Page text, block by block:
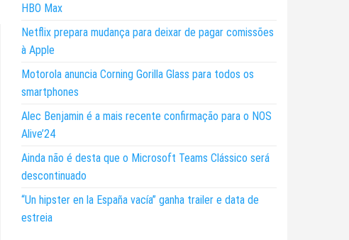
HBO Max
Netflix prepara mudança para deixar de pagar comissões
à Apple
Motorola anuncia Corning Gorilla Glass para todos os
smartphones
Alec Benjamin é a mais recente confirmação para o NOS
Alive’24
Ainda não é desta que o Microsoft Teams Clássico será
descontinuado
“Un hipster en la España vacía” ganha trailer e data de
estreia